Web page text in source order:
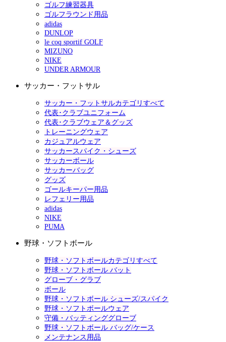
ゴルフ練習器具
ゴルフラウンド用品
adidas
DUNLOP
le coq sportif GOLF
MIZUNO
NIKE
UNDER ARMOUR
サッカー・フットサル
サッカー・フットサルカテゴリすべて
代表･クラブユニフォーム
代表･クラブウェア＆グッズ
トレーニングウェア
カジュアルウェア
サッカースパイク・シューズ
サッカーボール
サッカーバッグ
グッズ
ゴールキーパー用品
レフェリー用品
adidas
NIKE
PUMA
野球・ソフトボール
野球・ソフトボールカテゴリすべて
野球・ソフトボール バット
グローブ・グラブ
ボール
野球・ソフトボール シューズ/スパイク
野球・ソフトボールウェア
守備・バッティンググローブ
野球・ソフトボール バッグ/ケース
メンテナンス用品